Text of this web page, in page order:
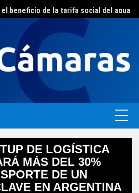
el beneficio de la tarifa social del agua
DE LOGÍSTICA
MÁS DEL 30%
DE UN
EN ARGENTINA